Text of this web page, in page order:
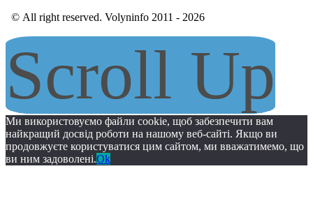
© All right reserved. Volyninfo 2011 - 2026
Scroll Up
Ми використовуємо файли cookie, щоб забезпечити вам
найкращий досвід роботи на нашому веб-сайті. Якщо ви
продовжуєте користуватися цим сайтом, ми вважатимемо, що
ви ним задоволені.Ok